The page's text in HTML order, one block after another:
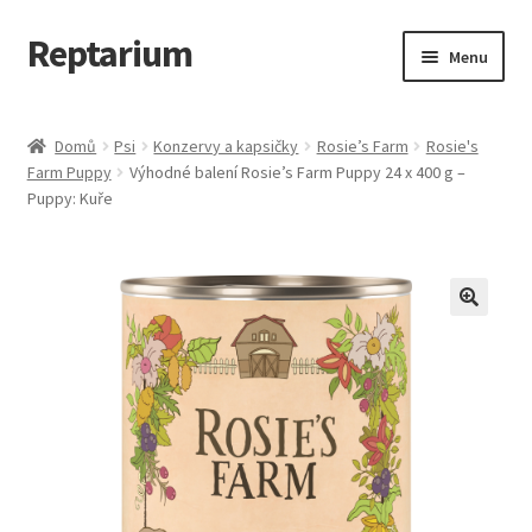
Přeskočit
na
Přejít
k
webu
Reptarium Menu
Košík
Vše pro kočky
Domů Psi Konzervy a kapsičky Rosie’s Farm
Rosie's
Farm Puppy
Výhodné balení Rosie’s Farm Puppy 24 x 400 g –
Puppy: Kuře